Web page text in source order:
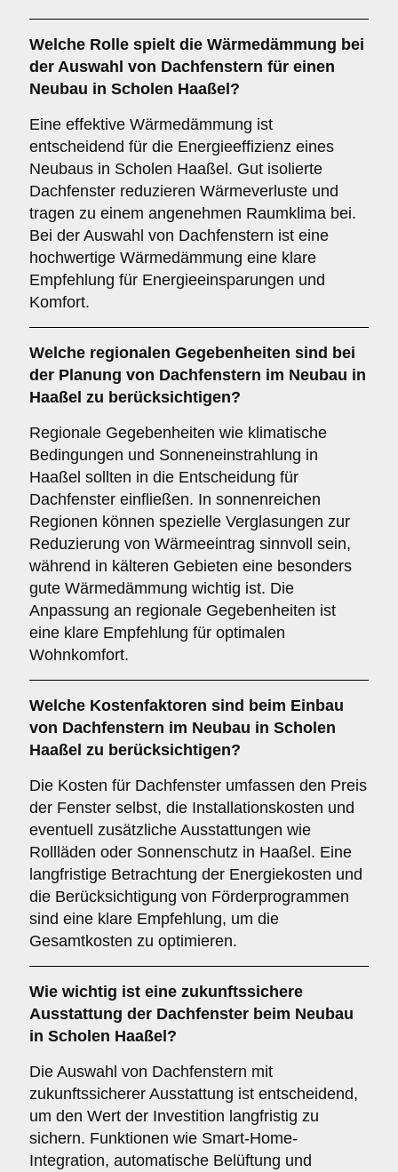
Welche Rolle spielt die Wärmedämmung bei
der Auswahl von Dachfenstern für einen
Neubau in Scholen Haaßel?
Eine effektive Wärmedämmung ist
entscheidend für die Energieeffizienz eines
Neubaus in Scholen Haaßel. Gut isolierte
Dachfenster reduzieren Wärmeverluste und
tragen zu einem angenehmen Raumklima bei.
Bei der Auswahl von Dachfenstern ist eine
hochwertige Wärmedämmung eine klare
Empfehlung für Energieeinsparungen und
Komfort.
Welche regionalen Gegebenheiten sind bei
der Planung von Dachfenstern im Neubau in
Haaßel zu berücksichtigen?
Regionale Gegebenheiten wie klimatische
Bedingungen und Sonneneinstrahlung in
Haaßel sollten in die Entscheidung für
Dachfenster einfließen. In sonnenreichen
Regionen können spezielle Verglasungen zur
Reduzierung von Wärmeeintrag sinnvoll sein,
während in kälteren Gebieten eine besonders
gute Wärmedämmung wichtig ist. Die
Anpassung an regionale Gegebenheiten ist
eine klare Empfehlung für optimalen
Wohnkomfort.
Welche Kostenfaktoren sind beim Einbau
von Dachfenstern im Neubau in Scholen
Haaßel zu berücksichtigen?
Die Kosten für Dachfenster umfassen den Preis
der Fenster selbst, die Installationskosten und
eventuell zusätzliche Ausstattungen wie
Rollläden oder Sonnenschutz in Haaßel. Eine
langfristige Betrachtung der Energiekosten und
die Berücksichtigung von Förderprogrammen
sind eine klare Empfehlung, um die
Gesamtkosten zu optimieren.
Wie wichtig ist eine zukunftssichere
Ausstattung der Dachfenster beim Neubau
in Scholen Haaßel?
Die Auswahl von Dachfenstern mit
zukunftssicherer Ausstattung ist entscheidend,
um den Wert der Investition langfristig zu
sichern. Funktionen wie Smart-Home-
Integration, automatische Belüftung und